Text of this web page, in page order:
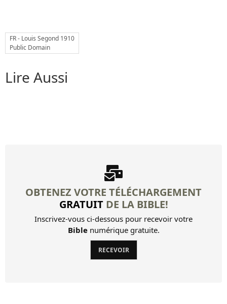
FR - Louis Segond 1910
Public Domain
Lire Aussi
OBTENEZ VOTRE TÉLÉCHARGEMENT
GRATUITDE LA BIBLE!
Inscrivez-vous ci-dessous pour recevoir votre
Biblenumérique gratuite.
RECEVOIR